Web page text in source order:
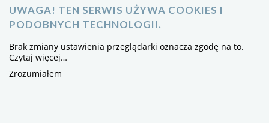
UWAGA! TEN SERWIS UŻYWA COOKIES I
PODOBNYCH TECHNOLOGII.
Brak zmiany ustawienia przeglądarki oznacza zgodę na to.
Czytaj więcej…
Zrozumiałem